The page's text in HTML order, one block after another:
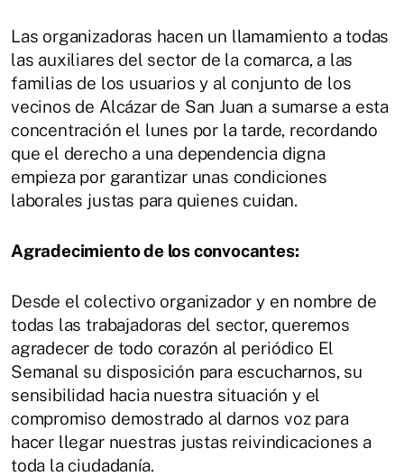
Las organizadoras hacen un llamamiento a todas
las auxiliares del sector de la comarca, a las
familias de los usuarios y al conjunto de los
vecinos de Alcázar de San Juan a sumarse a esta
concentración el lunes por la tarde, recordando
que el derecho a una dependencia digna
empieza por garantizar unas condiciones
laborales justas para quienes cuidan.
Agradecimiento de los convocantes:
Desde el colectivo organizador y en nombre de
todas las trabajadoras del sector, queremos
agradecer de todo corazón al periódico El
Semanal su disposición para escucharnos, su
sensibilidad hacia nuestra situación y el
compromiso demostrado al darnos voz para
hacer llegar nuestras justas reivindicaciones a
toda la ciudadanía.